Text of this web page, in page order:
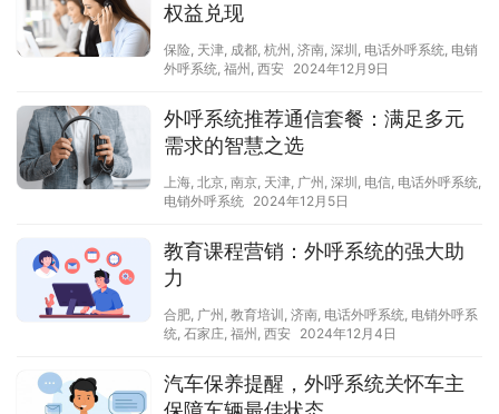
权益兑现
保险, 天津, 成都, 杭州 , 济南, 深圳 , 电话外呼系统, 电销
外呼系统, 福州 , 西安 2024年12月9日
外呼系统推荐通信套餐：满足多元
需求的智慧之选
上海, 北京, 南京, 天津, 广州 , 深圳 , 电信, 电话外呼系统,
电销外呼系统 2024年12月5日
教育课程营销：外呼系统的强大助
力
合肥, 广州 , 教育培训 , 济南, 电话外呼系统, 电销外呼系
统, 石家庄, 福州 , 西安 2024年12月4日
汽车保养提醒，外呼系统关怀车主